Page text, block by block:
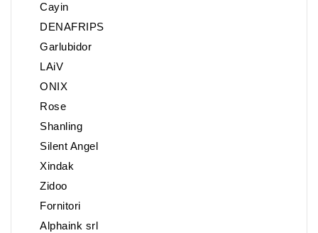
Cayin
DENAFRIPS
Garlubidor
LAiV
ONIX
Rose
Shanling
Silent Angel
Xindak
Zidoo
Fornitori
Alphaink srl